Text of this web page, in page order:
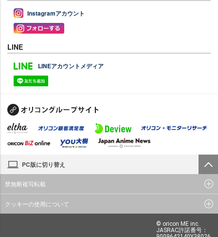
Instagramアカウント
LINE
LINEアカウントメディア
PC版に切り替え
禁無断複写転載
クッキーの使用について
© oricon ME inc.
JASRAC許諾番号：